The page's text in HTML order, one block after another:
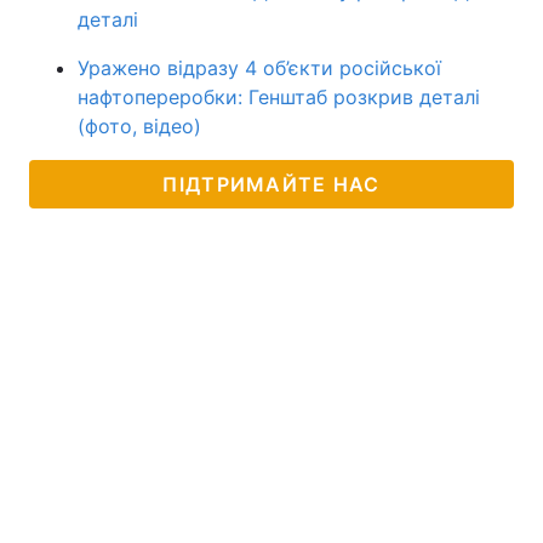
деталі
Уражено відразу 4 об’єкти російської
нафтопереробки: Генштаб розкрив деталі
(фото, відео)
ПІДТРИМАЙТЕ НАС